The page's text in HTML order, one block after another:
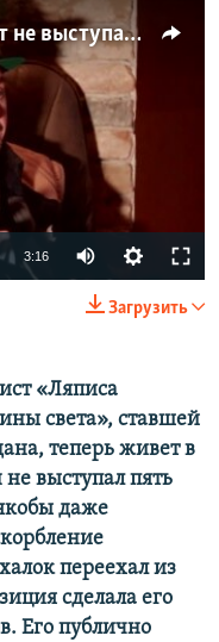
Сергей Михалок: «Я пять лет не выступал в Беларуси и два года там не был» (видео)
available
3:16
Загрузить
«Ляписа
света», ставшей
теперь живет в
выступал пять
даже
переехал из
сделала его
Его публично